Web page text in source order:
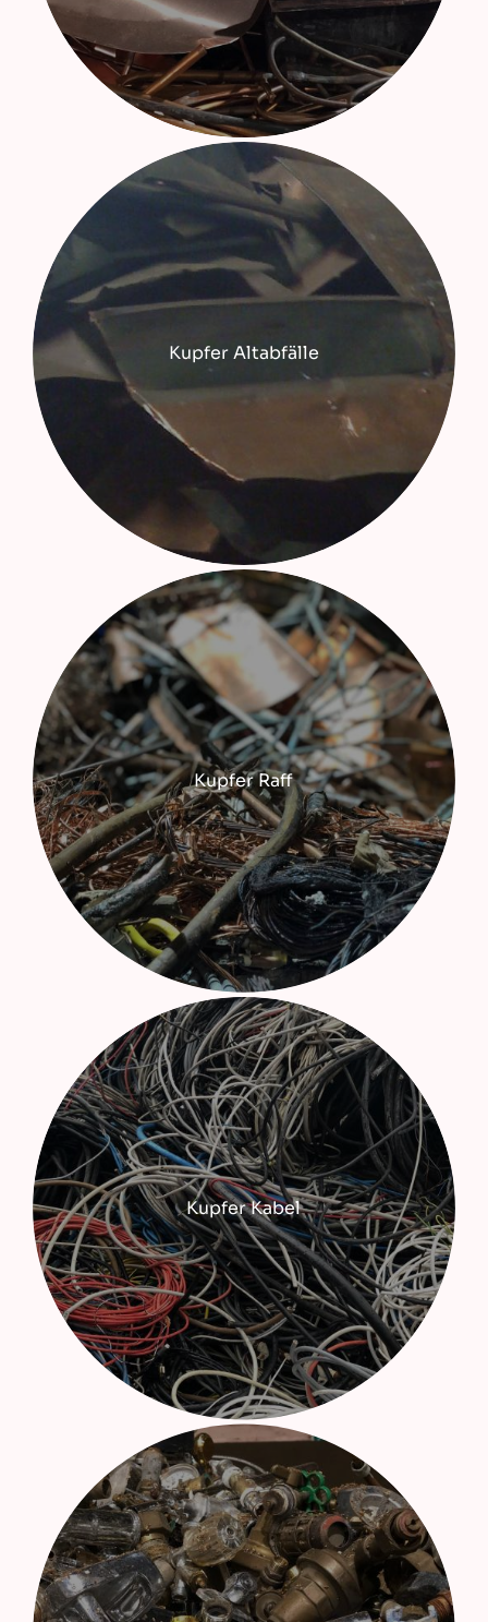
Kupfer Altabfälle
Kupfer Raff
Kupfer Kabel